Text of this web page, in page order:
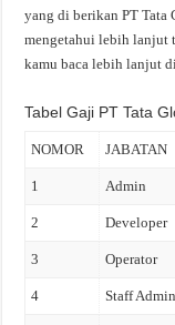
yang di berikan PT Tata
mengetahui lebih lanjut
kamu baca lebih lanjut
Tabel Gaji PT Tata
NOMOR JABATAN
1 Admin
2 Developer
3 Operator
4 Staff